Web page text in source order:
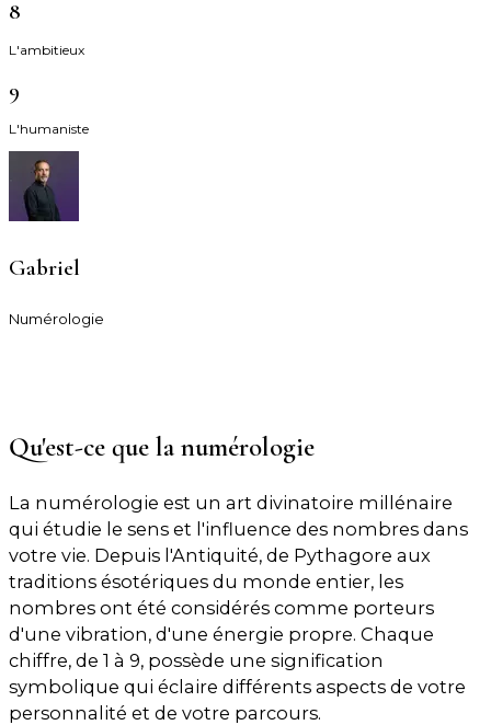
8
L'ambitieux
9
L'humaniste
Gabriel
Numérologie
Qu'est-ce que la numérologie
La numérologie est un art divinatoire millénaire
qui étudie le sens et l'influence des nombres dans
votre vie. Depuis l'Antiquité, de Pythagore aux
traditions ésotériques du monde entier, les
nombres ont été considérés comme porteurs
d'une vibration, d'une énergie propre. Chaque
chiffre, de 1 à 9, possède une signification
symbolique qui éclaire différents aspects de votre
personnalité et de votre parcours.